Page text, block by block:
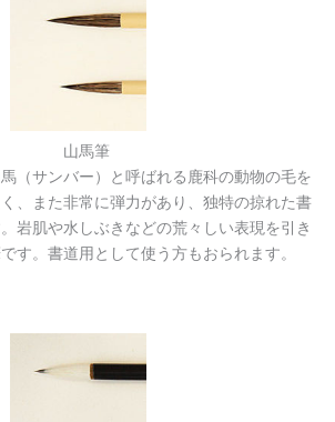
山馬筆
（サンバー）と呼ばれる鹿科の動物の毛を
、また非常に弾力があり、独特の掠れた書
岩肌や水しぶきなどの荒々しい表現を引き
す。書道用として使う方もおられます。